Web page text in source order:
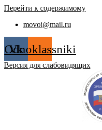
Перейти к содержимому
movoi@mail.ru
Vk
Odnoklassniki
Версия для слабовидящих